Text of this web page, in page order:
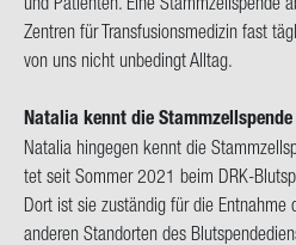
Zen­tren für Trans­fu­si­ons­me­di­zin fast
von uns nicht un­be­dingt All­tag.
Na­ta­lia kennt die Stamm­zell­spen­de
Na­ta­lia hin­ge­gen kennt die
tet seit Som­mer 2021 beim DRK-​
Dort ist sie zu­stän­dig für die
an­de­ren Stand­or­ten des